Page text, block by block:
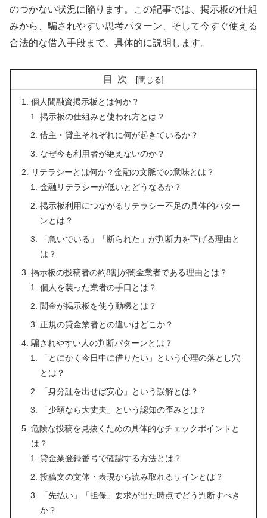
のつかない状況に陥ります。この記事では、掲示板の仕組
みから、騙されやすい思考パターン、そして今すぐ使える
合法的な借入手段まで、具体的に説明します。
目次
個人間融資掲示板とは何か？
掲示板の仕組みと使われ方とは？
借主・貸主それぞれに何が起きているか？
なぜ今も利用者が絶えないのか？
リテラシーとは何か？金融の文脈での意味とは？
金融リテラシーが低いとどうなるか？
掲示板利用につながるリテラシー不足の具体的パター
ンとは？
「急いでいる」「断られた」が判断力を下げる理由と
は？
掲示板の投稿者の約8割が闇金業者である理由とは？
個人を装った業者の手口とは？
闇金が掲示板を使う動機とは？
正規の貸金業者との違いはどこか？
騙されやすい人の判断パターンとは？
「とにかく今日中に借りたい」という心理の落とし穴
とは？
「身分証を出せば安心」という誤解とは？
「少額なら大丈夫」という認知の歪みとは？
危険な投稿を見抜くための具体的なチェックポイントと
は？
貸金業登録番号で確認する方法とは？
投稿文の文体・表現から読み取れるサインとは？
「先払い」「担保」要求が出た時点でどう判断すべき
か？